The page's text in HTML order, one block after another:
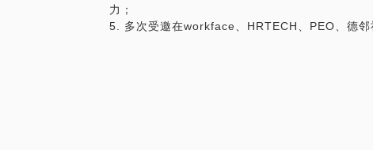
力；
5. 多次受邀在workface、HRTECH、PEO、德